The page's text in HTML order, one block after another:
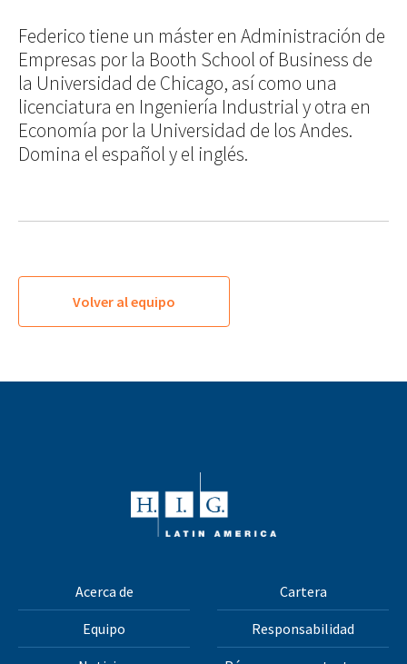
Federico tiene un máster en Administración de
Empresas por la Booth School of Business de
la Universidad de Chicago, así como una
licenciatura en Ingeniería Industrial y otra en
Economía por la Universidad de los Andes.
Domina el español y el inglés.
Volver al equipo
Acerca de Cartera
Equipo Responsabilidad